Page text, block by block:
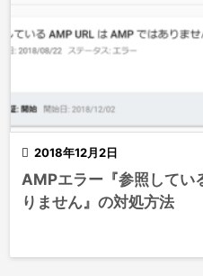
 2018年12月2日
AMPエラー『参照してい
りません』の対処方法